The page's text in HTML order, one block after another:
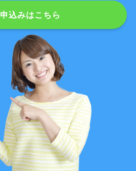
込みはこちら